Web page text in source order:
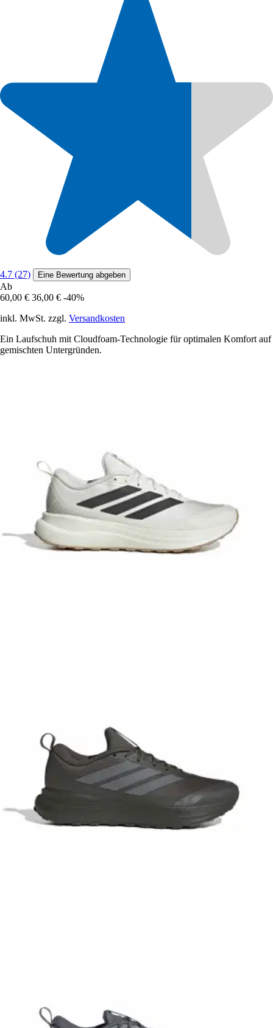
4.7 (27) Eine Bewertung abgeben
Ab
60,00 € 36,00 € -40%
inkl. MwSt. zzgl. Versandkosten
Ein Laufschuh mit Cloudfoam-Technologie für optimalen Komfort auf
gemischten Untergründen.